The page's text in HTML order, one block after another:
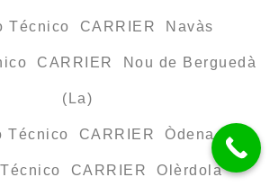
Técnico CARRIER Navàs
CARRIER Nou de Berguedà
(La)
Técnico CARRIER Òdena
CARRIER Olèrdola